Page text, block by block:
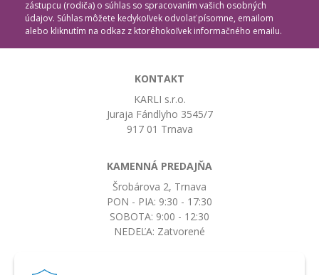
zástupcu (rodiča) o súhlas so spracovaním vašich osobných
údajov. Súhlas môžete kedykoľvek odvolať písomne, emailom
alebo kliknutím na odkaz z ktoréhokoľvek informačného emailu.
KONTAKT
KARLI s.r.o.
Juraja Fándlyho 3545/7
917 01 Trnava
KAMENNÁ PREDAJŇA
Šrobárova 2, Trnava
PON - PIA: 9:30 - 17:30
SOBOTA: 9:00 - 12:30
NEDEĽA: Zatvorené